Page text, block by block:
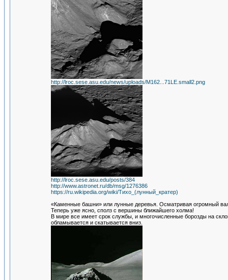
http://lroc.sese.asu.edu/news/uploads/M162...71LE.small2.png
http://lroc.sese.asu.edu/posts/384
http://www.astronet.ru/db/msg/1276386
https://ru.wikipedia.org/wiki/Тихо_(лунный_кратер)
«Каменные башни» или лунные деревья. Осматривая огромный
Теперь уже ясно, сполз с вершины ближайшего холма!
В мире все имеет срок службы, и многочисленные борозды на
обламывается и скатывается вниз.